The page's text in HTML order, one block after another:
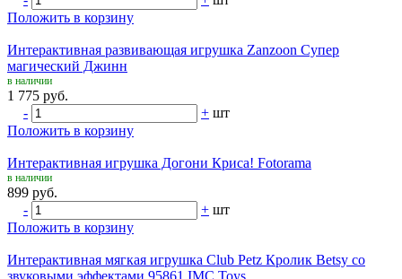
Положить в корзину
Интерактивная развивающая игрушка Zanzoon Супер
магический Джинн
в наличии
1 775 руб.
-
+ шт
Положить в корзину
Интерактивная игрушка Догони Криса! Fotorama
в наличии
899 руб.
-
+ шт
Положить в корзину
Интерактивная мягкая игрушка Club Petz Кролик Betsy со
звуковыми эффектами 95861 IMC Toys